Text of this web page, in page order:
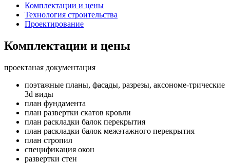
Комплектации и цены
Технология строительства
Проектирование
Комплектации и цены
проектаная документация
поэтажные планы, фасады, разрезы, аксономе-трические
3d виды
план фундамента
план развертки скатов кровли
план раскладки балок перекрытия
план раскладки балок межэтажного перекрытия
план стропил
спецификация окон
развертки стен